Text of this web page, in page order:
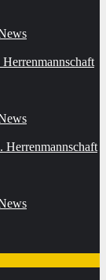
Herrenmannschaft